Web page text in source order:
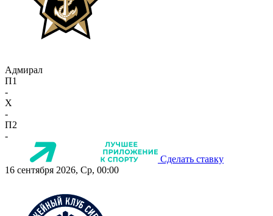
Адмирал
П1
-
X
-
П2
-
Сделать ставку
16 сентября 2026, Ср, 00:00